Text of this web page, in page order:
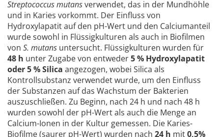
Streptococcus mutansverwendet, das in der Mundhöhle
und in Karies vorkommt. Der Einfluss von
Hydroxylapatit auf den pH-Wert und den Calciumanteil
wurde sowohl in Flüssigkulturen als auch in Biofilmen
von S. mutans untersucht. Flüssigkulturen wurden für
48 h unter Zugabe von entweder5 % Hydroxylapatit
oder 5 % Silica angezogen, wobei Silica als
Kontrollsubstanz verwendet wurde, um den Einfluss
der Substanzen auf das Wachstum der Bakterien
auszuschließen. Zu Beginn, nach 24 h und nach 48 h
wurden sowohl der pH-Wert als auch die Menge an
Calcium-Ionen in der Kultur gemessen. Die Karies-
Biofilme (saurer pH-Wert) wurden nach 24 h mit0,5%